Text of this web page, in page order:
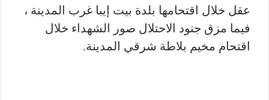
عقل خلال اقتحامها بلدة بيت إيبا غرب المدينة ،
فيما مزق جنود الاحتلال صور الشهداء خلال
اقتحام مخيم بلاطة شرقي المدينة.